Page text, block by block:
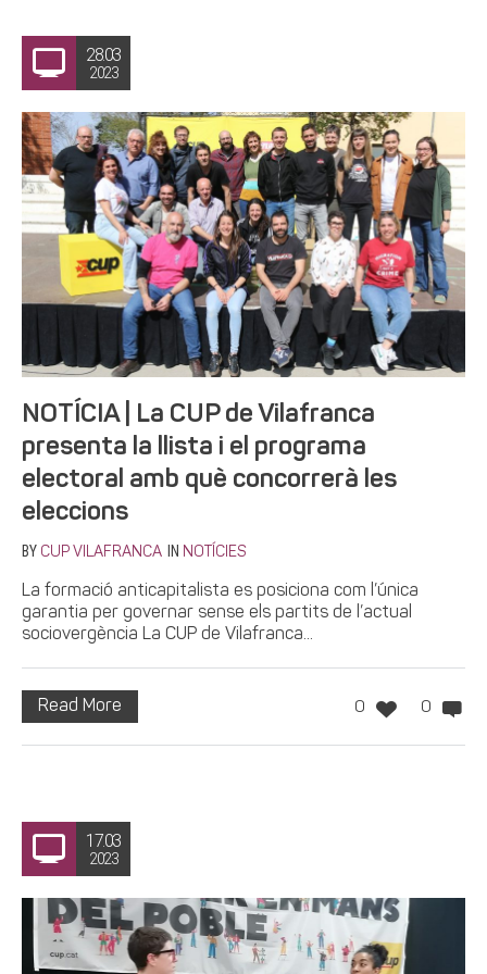
28.03
2023
NOTÍCIA | La CUP de Vilafranca
presenta la llista i el programa
electoral amb què concorrerà les
eleccions
BY CUP VILAFRANCA IN NOTÍCIES
La formació anticapitalista es posiciona com l’única
garantia per governar sense els partits de l’actual
sociovergència La CUP de Vilafranca...
0 0
Read More
17.03
2023